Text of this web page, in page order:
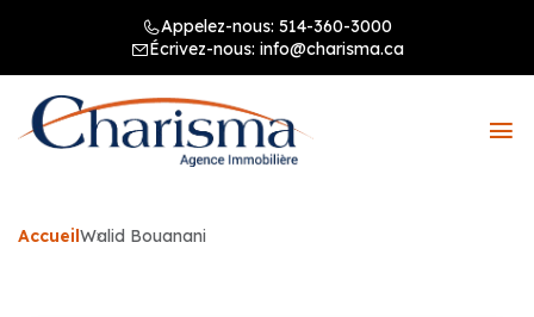
Appelez-nous: 514-360-3000
Écrivez-nous: info@charisma.ca
AccueilWalid Bouanani